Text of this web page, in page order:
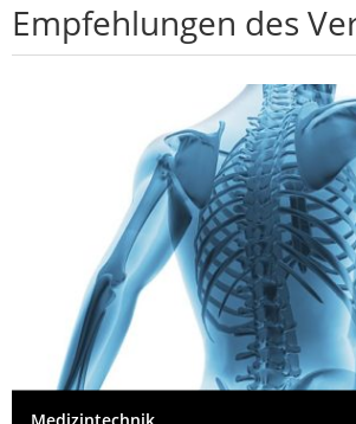
Empfehlungen des